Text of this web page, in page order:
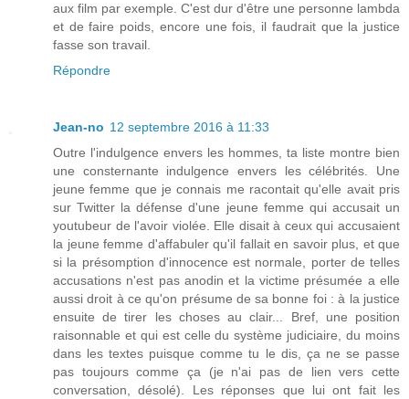
aux film par exemple. C'est dur d'être une personne lambda
et de faire poids, encore une fois, il faudrait que la justice
fasse son travail.
Répondre
Jean-no 12 septembre 2016 à 11:33
Outre l'indulgence envers les hommes, ta liste montre bien
une consternante indulgence envers les célébrités. Une
jeune femme que je connais me racontait qu'elle avait pris
sur Twitter la défense d'une jeune femme qui accusait un
youtubeur de l'avoir violée. Elle disait à ceux qui accusaient
la jeune femme d'affabuler qu'il fallait en savoir plus, et que
si la présomption d'innocence est normale, porter de telles
accusations n'est pas anodin et la victime présumée a elle
aussi droit à ce qu'on présume de sa bonne foi : à la justice
ensuite de tirer les choses au clair... Bref, une position
raisonnable et qui est celle du système judiciaire, du moins
dans les textes puisque comme tu le dis, ça ne se passe
pas toujours comme ça (je n'ai pas de lien vers cette
conversation, désolé). Les réponses que lui ont fait les